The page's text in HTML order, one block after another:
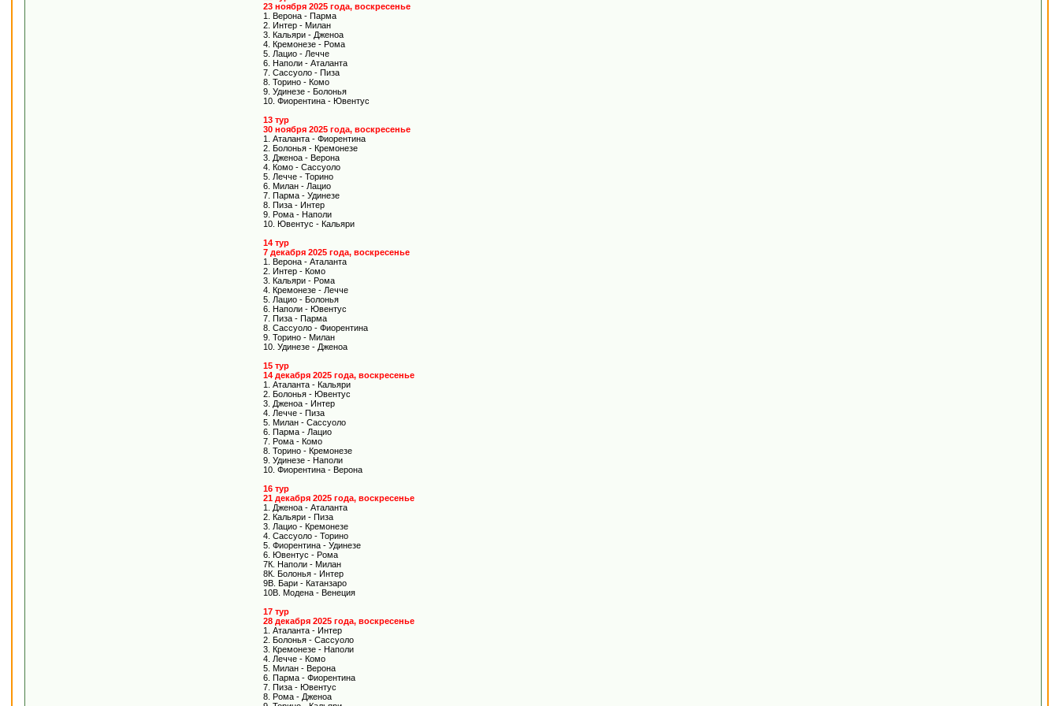
23 ноября 2025 года, воскресенье
1. Верона - Парма
2. Интер - Милан
3. Кальяри - Дженоа
4. Кремонезе - Рома
5. Лацио - Лечче
6. Наполи - Аталанта
7. Сассуоло - Пиза
8. Торино - Комо
9. Удинезе - Болонья
10. Фиорентина - Ювентус
13 тур
30 ноября 2025 года, воскресенье
1. Аталанта - Фиорентина
2. Болонья - Кремонезе
3. Дженоа - Верона
4. Комо - Сассуоло
5. Лечче - Торино
6. Милан - Лацио
7. Парма - Удинезе
8. Пиза - Интер
9. Рома - Наполи
10. Ювентус - Кальяри
14 тур
7 декабря 2025 года, воскресенье
1. Верона - Аталанта
2. Интер - Комо
3. Кальяри - Рома
4. Кремонезе - Лечче
5. Лацио - Болонья
6. Наполи - Ювентус
7. Пиза - Парма
8. Сассуоло - Фиорентина
9. Торино - Милан
10. Удинезе - Дженоа
15 тур
14 декабря 2025 года, воскресенье
1. Аталанта - Кальяри
2. Болонья - Ювентус
3. Дженоа - Интер
4. Лечче - Пиза
5. Милан - Сассуоло
6. Парма - Лацио
7. Рома - Комо
8. Торино - Кремонезе
9. Удинезе - Наполи
10. Фиорентина - Верона
16 тур
21 декабря 2025 года, воскресенье
1. Дженоа - Аталанта
2. Кальяри - Пиза
3. Лацио - Кремонезе
4. Сассуоло - Торино
5. Фиорентина - Удинезе
6. Ювентус - Рома
7К. Наполи - Милан
8К. Болонья - Интер
9В. Бари - Катанзаро
10В. Модена - Венеция
17 тур
28 декабря 2025 года, воскресенье
1. Аталанта - Интер
2. Болонья - Сассуоло
3. Кремонезе - Наполи
4. Лечче - Комо
5. Милан - Верона
6. Парма - Фиорентина
7. Пиза - Ювентус
8. Рома - Дженоа